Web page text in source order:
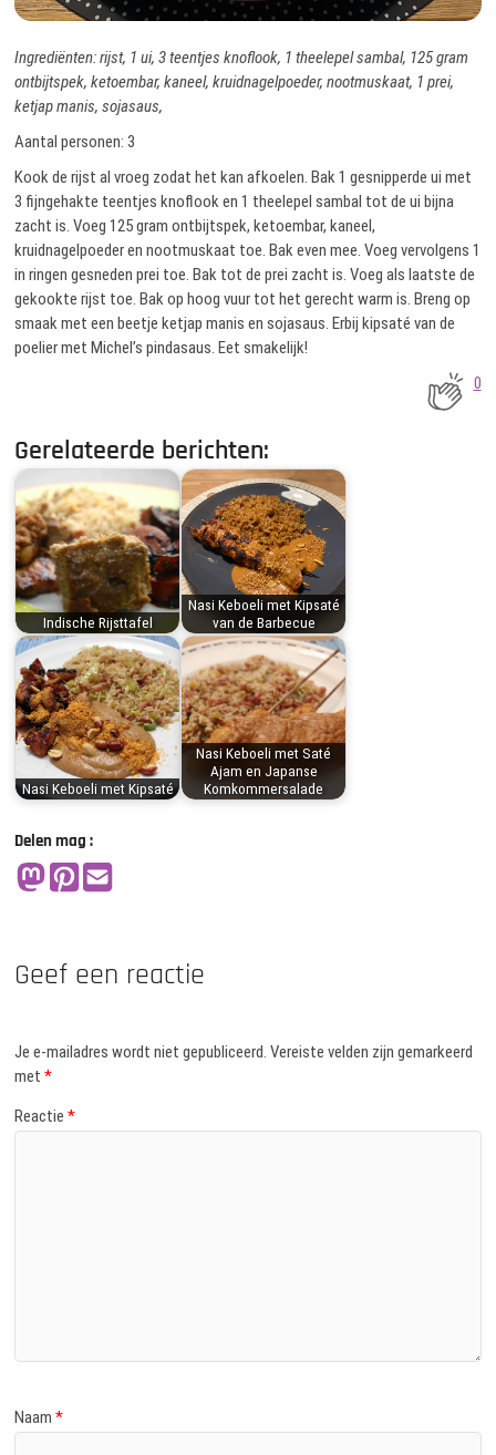
Ingrediënten: rijst, 1 ui, 3 teentjes knoflook, 1 theelepel sambal, 125 gram
ontbijtspek, ketoembar, kaneel, kruidnagelpoeder, nootmuskaat, 1 prei,
ketjap manis, sojasaus,
Aantal personen: 3
Kook de rijst al vroeg zodat het kan afkoelen. Bak 1 gesnipperde ui met
3 fijngehakte teentjes knoflook en 1 theelepel sambal tot de ui bijna
zacht is. Voeg 125 gram ontbijtspek, ketoembar, kaneel,
kruidnagelpoeder en nootmuskaat toe. Bak even mee. Voeg vervolgens 1
in ringen gesneden prei toe. Bak tot de prei zacht is. Voeg als laatste de
gekookte rijst toe. Bak op hoog vuur tot het gerecht warm is. Breng op
smaak met een beetje ketjap manis en sojasaus. Erbij kipsaté van de
poelier met Michel’s pindasaus. Eet smakelijk!
0
Gerelateerde berichten:
Indische Rijsttafel
Nasi Keboeli met Kipsaté
van de Barbecue
Nasi Keboeli met Kipsaté
Nasi Keboeli met Saté
Ajam en Japanse
Komkommersalade
Delen mag :
Geef een reactie
Je e-mailadres wordt niet gepubliceerd. Vereiste velden zijn gemarkeerd
met*
Reactie*
Naam*